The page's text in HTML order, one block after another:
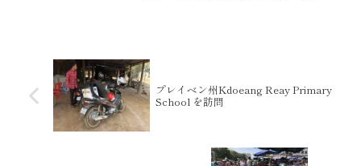
プレイベン州Kdoeang Reay Primary
School を訪問